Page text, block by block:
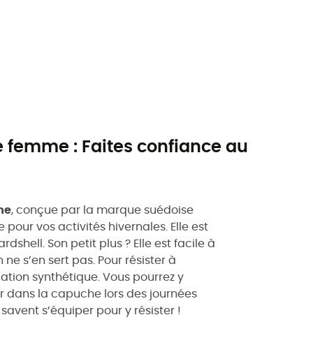
femme : Faites confiance au
, conçue par la marque suédoise
pour vos activités hivernales. Elle est
Son petit plus ? Elle est facile à
s’en sert pas. Pour résister à
synthétique. Vous pourrez y
dans la capuche lors des journées
s’équiper pour y résister !